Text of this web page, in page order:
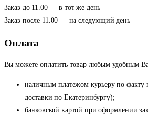
Заказ до 11.00 — в тот же день
Заказ после 11.00 — на следующий день
Оплата
Вы можете оплатить товар любым удобным
наличным платежом курьеру по факту
доставки по Екатеринбургу);
банковской картой при оформлении